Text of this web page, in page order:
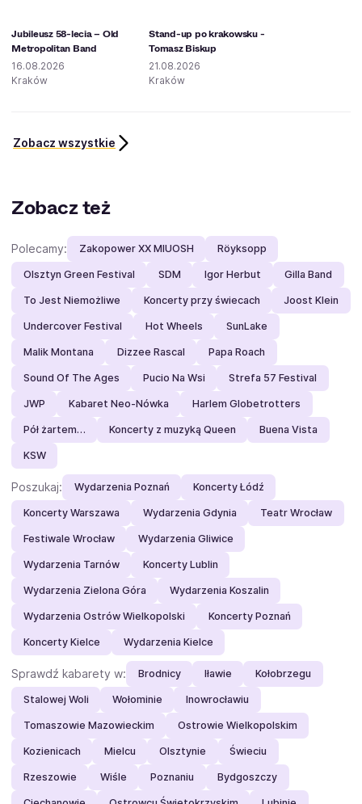
Jubileusz 58-lecia – Old
Metropolitan Band
16.08.2026
Kraków
Stand-up po krakowsku -
Tomasz Biskup
21.08.2026
Kraków
Zobacz wszystkie
Zobacz też
Polecamy: Zakopower XX MIUOSH Röyksopp
Olsztyn Green Festival SDM Igor Herbut Gilla Band
To Jest Niemożliwe Koncerty przy świecach Joost Klein
Undercover Festival Hot Wheels SunLake
Malik Montana Dizzee Rascal Papa Roach
Sound Of The Ages Pucio Na Wsi Strefa 57 Festival
JWP Kabaret Neo-Nówka Harlem Globetrotters
Pół żartem… Koncerty z muzyką Queen Buena Vista
KSW
Poszukaj: Wydarzenia Poznań Koncerty Łódź
Koncerty Warszawa Wydarzenia Gdynia Teatr Wrocław
Festiwale Wrocław Wydarzenia Gliwice
Wydarzenia Tarnów Koncerty Lublin
Wydarzenia Zielona Góra Wydarzenia Koszalin
Wydarzenia Ostrów Wielkopolski Koncerty Poznań
Koncerty Kielce Wydarzenia Kielce
Sprawdź kabarety w: Brodnicy Iławie Kołobrzegu
Stalowej Woli Wołominie Inowrocławiu
Tomaszowie Mazowieckim Ostrowie Wielkopolskim
Kozienicach Mielcu Olsztynie Świeciu
Rzeszowie Wiśle Poznaniu Bydgoszczy